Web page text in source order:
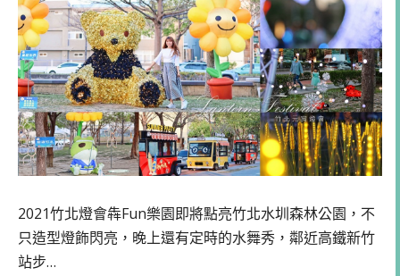
2021竹北燈會犇Fun樂園即將點亮竹北水圳森林公園，不
只造型燈飾閃亮，晚上還有定時的水舞秀，鄰近高鐵新竹
站步…